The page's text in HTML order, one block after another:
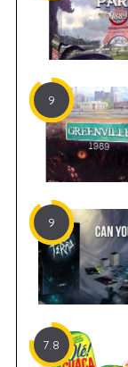
9
9
7.8